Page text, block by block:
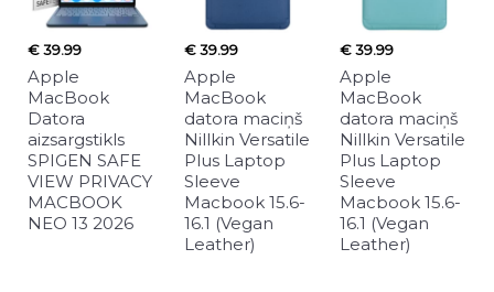
€ 39.99
Apple
MacBook
Datora
aizsargstikls
SPIGEN SAFE
VIEW PRIVACY
MACBOOK
NEO 13 2026
€ 39.99
Apple
MacBook
datora maciņš
Nillkin Versatile
Plus Laptop
Sleeve
Macbook 15.6-
16.1 (Vegan
Leather)
€ 39.99
Apple
MacBook
datora maciņš
Nillkin Versatile
Plus Laptop
Sleeve
Macbook 15.6-
16.1 (Vegan
Leather)